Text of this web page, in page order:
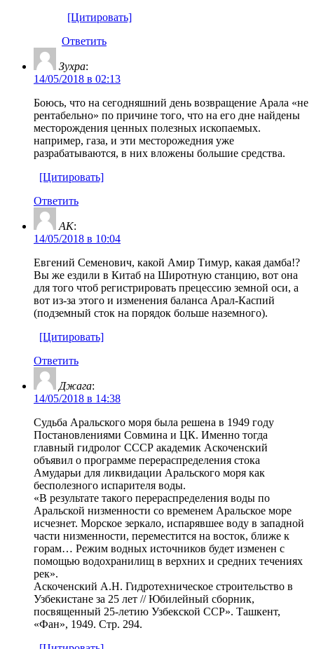
[Цитировать]
Ответить
Зухра:
14/05/2018 в 02:13
Боюсь, что на сегодняшний день возвращение Арала «не
рентабельно» по причине того, что на его дне найдены
месторождения ценных полезных ископаемых.
например, газа, и эти месторожедния уже
разрабатываются, в них вложены большие средства.
[Цитировать]
Ответить
AK:
14/05/2018 в 10:04
Евгений Семенович, какой Амир Тимур, какая дамба!?
Вы же ездили в Китаб на Широтную станцию, вот она
для того чтоб регистрировать прецессию земной оси, а
вот из-за этого и изменения баланса Арал-Каспий
(подземный сток на порядок больше наземного).
[Цитировать]
Ответить
Джага:
14/05/2018 в 14:38
Судьба Аральского моря была решена в 1949 году
Постановлениями Совмина и ЦК. Именно тогда
главный гидролог СССР академик Аскоченский
объявил о программе перераспределения стока
Амударьи для ликвидации Аральского моря как
бесполезного испарителя воды.
«В результате такого перераспределения воды по
Аральской низменности со временем Аральское море
исчезнет. Морское зеркало, испарявшее воду в западной
части низменности, переместится на восток, ближе к
горам… Режим водных источников будет изменен с
помощью водохранилищ в верхних и средних течениях
рек».
Аскоченский А.Н. Гидротехническое строительство в
Узбекистане за 25 лет // Юбилейный сборник,
посвященный 25-летию Узбекской ССР». Ташкент,
«Фан», 1949. Стр. 294.